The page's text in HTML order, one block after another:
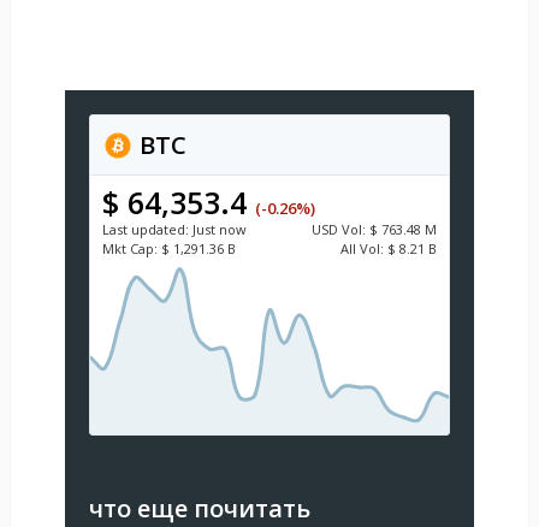
BTC
$ 64,353.4 (-0.26%)
Last updated: Just now USD Vol: $ 763.48 M
Mkt Cap: $ 1,291.36 B All Vol: $ 8.21 B
что еще почитать